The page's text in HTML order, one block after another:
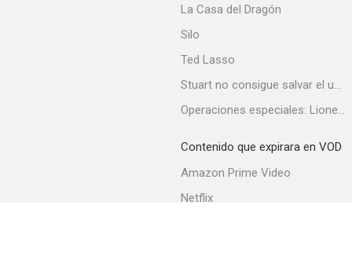
La Casa del Dragón
Silo
Ted Lasso
Stuart no consigue salvar el universo
Operaciones especiales: Lioness
Contenido que expirara en VOD
Amazon Prime Video
Netflix